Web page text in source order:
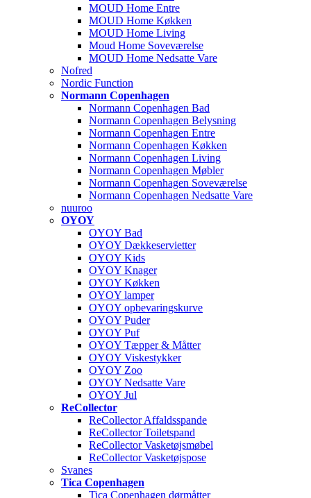
MOUD Home Entre
MOUD Home Køkken
MOUD Home Living
Moud Home Soveværelse
MOUD Home Nedsatte Vare
Nofred
Nordic Function
Normann Copenhagen
Normann Copenhagen Bad
Normann Copenhagen Belysning
Normann Copenhagen Entre
Normann Copenhagen Køkken
Normann Copenhagen Living
Normann Copenhagen Møbler
Normann Copenhagen Soveværelse
Normann Copenhagen Nedsatte Vare
nuuroo
OYOY
OYOY Bad
OYOY Dækkeservietter
OYOY Kids
OYOY Knager
OYOY Køkken
OYOY lamper
OYOY opbevaringskurve
OYOY Puder
OYOY Puf
OYOY Tæpper & Måtter
OYOY Viskestykker
OYOY Zoo
OYOY Nedsatte Vare
OYOY Jul
ReCollector
ReCollector Affaldsspande
ReCollector Toiletspand
ReCollector Vasketøjsmøbel
ReCollector Vasketøjspose
Svanes
Tica Copenhagen
Tica Copenhagen dørmåtter